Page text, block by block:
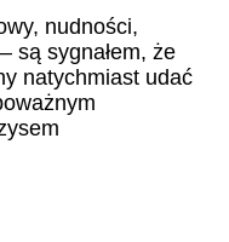
nudności,
są sygnałem, że
natychmiast udać